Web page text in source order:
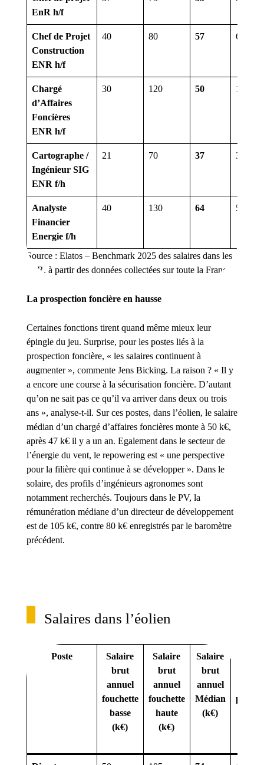
EnR h/f
Chef de Projet
Construction
ENR h/f
40 80 57 6
Chargé
d’Affaires
Foncières
ENR h/f
30 120 50 12
Cartographe /
Ingénieur SIG
ENR f/h
21 70 37 3
Analyste
Financier
Energie f/h
40 130 64 5
Source : Elatos – Benchmark 2025 des salaires dans les
EnR, à partir des données collectées sur toute la France
La prospection foncière en hausse
Certaines fonctions tirent quand même mieux leur
épingle du jeu. Surprise, pour les postes liés à la
prospection foncière, « les salaires continuent à
augmenter », commente Jens Bicking. La raison ? « Il y
a encore une course à la sécurisation foncière. D’autant
qu’on ne sait pas ce qu’il va arriver dans deux ou trois
ans », analyse-t-il. Sur ces postes, dans l’éolien, le salaire
médian d’un chargé d’affaires foncières monte à 50 k€,
après 47 k€ il y a un an. Egalement dans le secteur de
l’énergie du vent, le repoweringest « une perspective
pour la filière qui continue à se développer ». Dans le
solaire, des profils d’ingénieurs agronomes sont
notamment recherchés. Toujours dans le PV, la
rémunération médiane d’un directeur de développement
est de 105 k€, contre 80 k€ enregistrés par le baromètre
précédent.
Salaires dans l’éolien
Poste
Salaire
brut
annuel
fouchette
basse
(k€)
Salaire
brut
annuel
fouchette
haute
(k€)
Salaire
brut
annuel
Médian
(k€)